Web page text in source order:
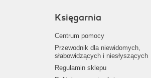
Księgarnia
Centrum pomocy
Przewodnik dla niewidomych,
słabowidzących i niesłyszących
Regulamin sklepu